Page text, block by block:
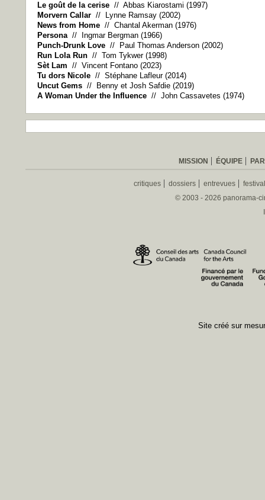
Le goût de la cerise // Abbas Kiarostami (1997)
Morvern Callar // Lynne Ramsay (2002)
News from Home // Chantal Akerman (1976)
Persona// Ingmar Bergman (1966)
Punch-Drunk Love // Paul Thomas Anderson (2002)
Run Lola Run // Tom Tykwer (1998)
Sèt Lam // Vincent Fontano (2023)
Tu dors Nicole // Stéphane Lafleur (2014)
Uncut Gems // Benny et Josh Safdie (2019)
A Woman Under the Influence // John Cassavetes (1974)
MISSION ÉQUIPE
critiques dossiers entrevues
© 2003 - 2026 panorama-
Site créé sur